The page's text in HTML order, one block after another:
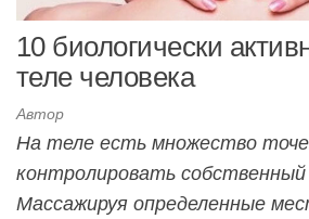
10 биологически
теле человека
Автор
На теле есть множество
контролировать собственный
Массажируя определенные